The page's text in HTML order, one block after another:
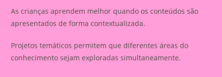
As crianças aprendem melhor quando os conteúdos são
apresentados de forma contextualizada.
Projetos temáticos permitem que diferentes áreas do
conhecimento sejam exploradas simultaneamente.